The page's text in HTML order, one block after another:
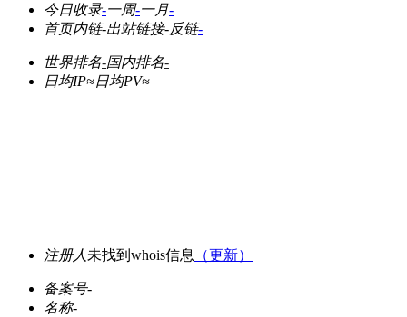
今日收录-一周-一月-
首页内链-出站链接-反链-
世界排名-国内排名-
日均IP≈日均PV≈
注册人 未找到whois信息 （更新）
备案号-
名称-